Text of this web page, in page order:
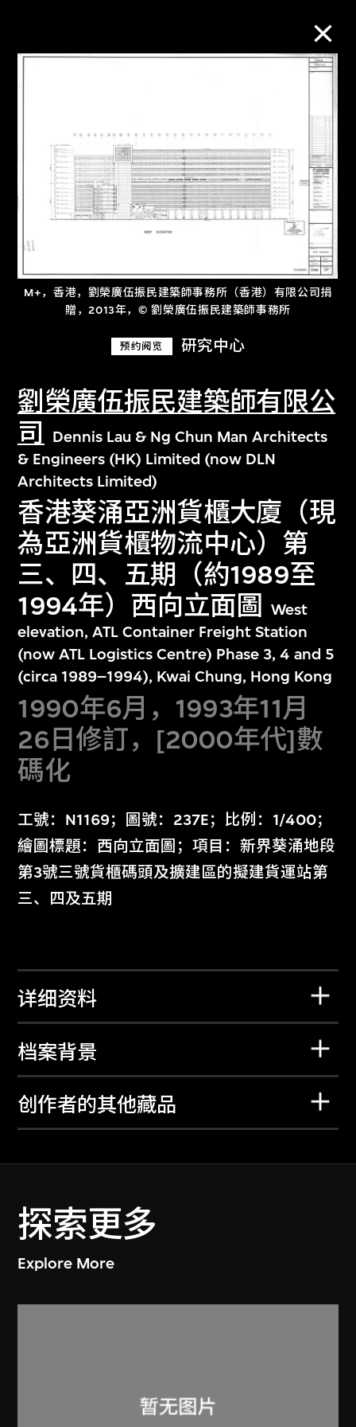
M+，香港，劉榮廣伍振民建築師事務所（香港）有限公司捐
贈，2013年，© 劉榮廣伍振民建築師事務所
预约阅览 研究中心
劉榮廣伍振民建築師有限公
司
Dennis Lau & Ng Chun Man Architects
& Engineers (HK) Limited (now DLN
Architects Limited)
香港葵涌亞洲貨櫃大廈（現
為亞洲貨櫃物流中心）第
三、四、五期（約1989至
1994年）西向立面圖
West
elevation, ATL Container Freight Station
(now ATL Logistics Centre) Phase 3, 4 and 5
(circa 1989–1994), Kwai Chung, Hong Kong
1990年6月，1993年11月
26日修訂，[2000年代]數
碼化
工號：N1169；圖號：237E；比例：1/400；
繪圖標題：西向立面圖；項目：新界葵涌地段
第3號三號貨櫃碼頭及擴建區的擬建貨運站第
三、四及五期
详细资料
档案背景
创作者的其他藏品
探索更多
Explore More
进一步筛选 搜索
探索世界顶级的二十及二十一世纪视觉